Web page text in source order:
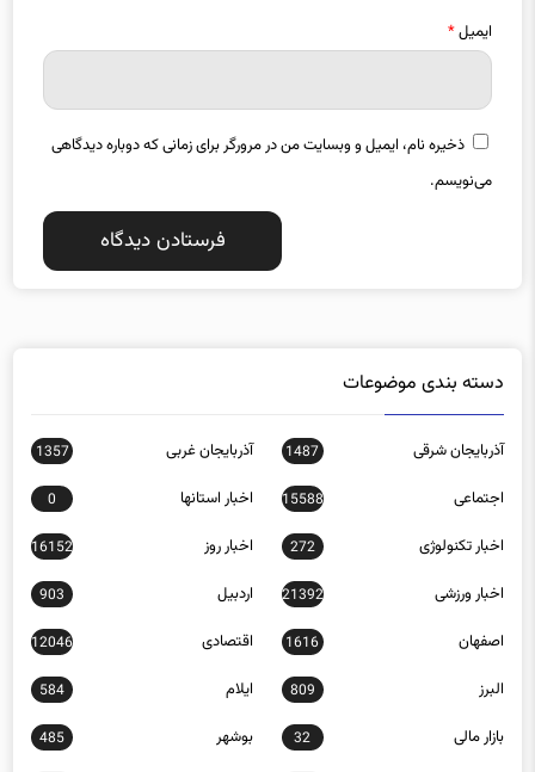
ایمیل*
ذخیره نام، ایمیل و وبسایت من در مرورگر برای زمانی که دوباره دیدگاهی
می‌نویسم.
دسته بندی موضوعات
آذربایجان شرقی 1487 آذربایجان غربی 1357
اجتماعی 15588 اخبار استانها 0
اخبار تکنولوژی 272 اخبار روز 16152
اخبار ورزشی 21392 اردبیل 903
اصفهان 1616 اقتصادی 12046
البرز 809 ایلام 584
بازار مالی 32 بوشهر 485